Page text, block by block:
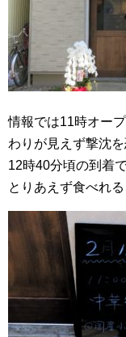
情報では11時オー
わりが見えず撃沈
12時40分頃の到着
とりあえず食べれ